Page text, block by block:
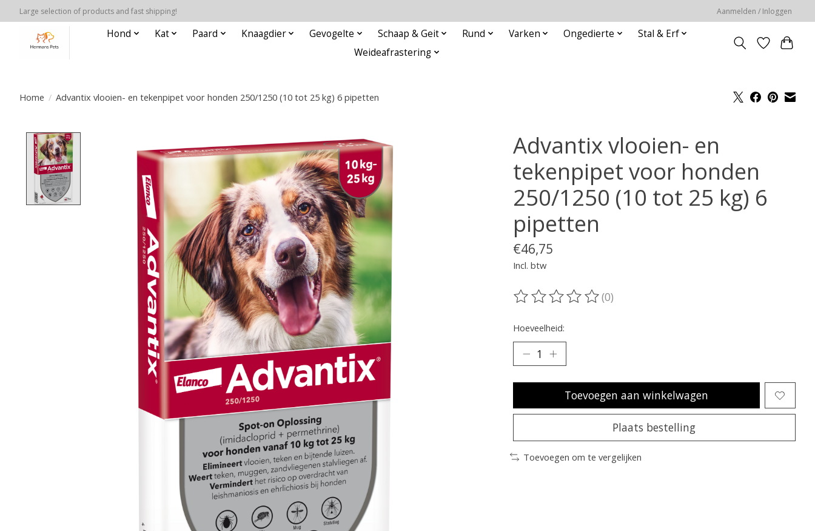
Large selection of products and fast shipping! Aanmelden / Inloggen
Hond Kat Paard Knaagdier Gevogelte Schaap & Geit Rund Varken Ongedierte
Stal & Erf
Weideafrastering
Home / Advantix vlooien- en tekenpipet voor honden 250/1250 (10 tot 25 kg) 6 pipetten
Advantix vlooien- en
tekenpipet voor honden
250/1250 (10 tot 25 kg) 6
pipetten
€46,75
Incl. btw
De beoordeling van dit product is
(0)
Hoeveelheid:
Toevoegen aan winkelwagen
Plaats bestelling
Toevoegen om te vergelijken